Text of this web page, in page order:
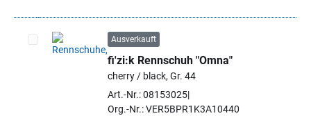
Artikel auswählen
Ausverkauft
fi'zi:k Rennschuh "Omna"
cherry / black, Gr. 44
Art.-Nr.: 08153025
Org.-Nr.: VER5BPR1K3A10440